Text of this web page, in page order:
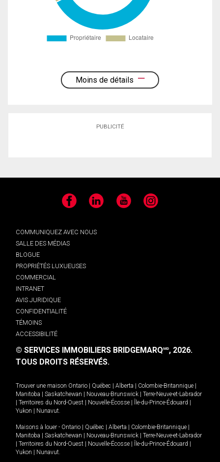
Moins de détails
PUBLICITÉ
Facebook LinkedIn YouTube Instagram
COMMUNIQUEZ AVEC NOUS
SALLE DES MÉDIAS
BLOGUE
PROPRIÉTÉS LUXUEUSES
COMMERCIAL
INTRANET
AVIS JURIDIQUE
CONFIDENTIALITÉ
TÉMOINS
ACCESSIBILITÉ
© SERVICES IMMOBILIERS BRIDGEMARQMD, 2026.
TOUS DROITS RÉSERVÉS.
Trouver une maison Ontario Québec Alberta Colombie-Britannique
Manitoba
Saskatchewan Nouveau-Brunswick
Terre-Neuve-et-Labrador
Territoires du Nord-Ouest Nouvelle-Écosse Île-du-Prince-Édouard
Yukon
Nunavut.
Maisons à louer - Ontario Québec Alberta Colombie-Britannique
Manitoba
Saskatchewan Nouveau-Brunswick
Terre-Neuve-et-Labrador
Territoires du Nord-Ouest Nouvelle-Écosse Île-du-Prince-Édouard
Yukon
Nunavut.